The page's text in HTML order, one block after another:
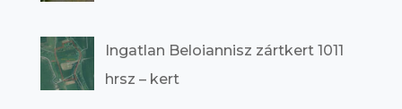
Ingatlan Beloiannisz zártkert 1011
hrsz – kert